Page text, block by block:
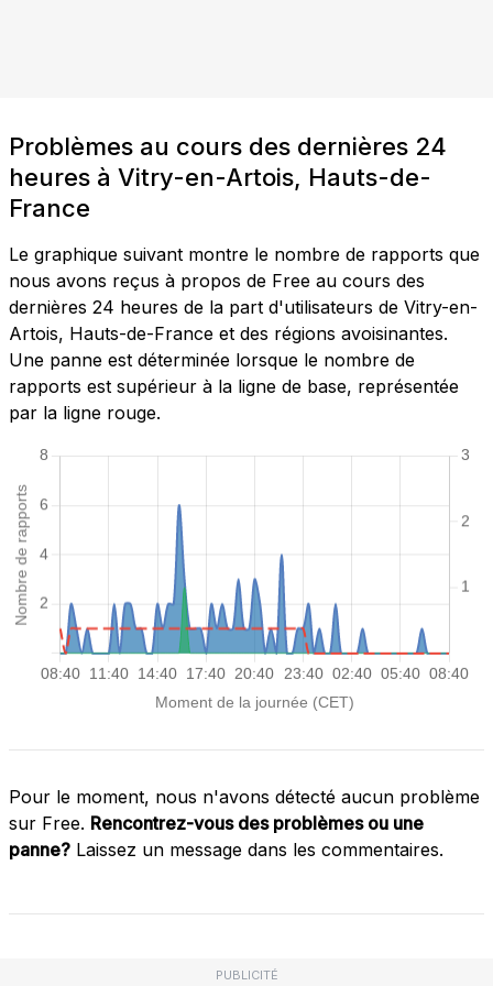
Problèmes au cours des dernières 24
heures à Vitry-en-Artois, Hauts-de-
France
Le graphique suivant montre le nombre de rapports que
nous avons reçus à propos de Free au cours des
dernières 24 heures de la part d'utilisateurs de Vitry-en-
Artois, Hauts-de-France et des régions avoisinantes.
Une panne est déterminée lorsque le nombre de
rapports est supérieur à la ligne de base, représentée
par la ligne rouge.
Pour le moment, nous n'avons détecté aucun problème
sur Free. Rencontrez-vous des problèmes ou une
panne? Laissez un message dans les commentaires.
PUBLICITÉ